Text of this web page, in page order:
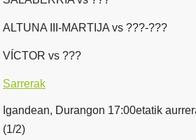
ALTUNA III-MARTIJA vs ???-???
VÍCTOR vs ???
Sarrerak
Igandean, Durangon 17:00etatik
(1/2)